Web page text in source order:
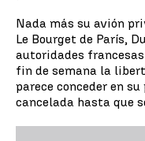
Nada más su avión
Le Bourget de París,
autoridades
fin de semana la
parece conceder en
cancelada hasta que